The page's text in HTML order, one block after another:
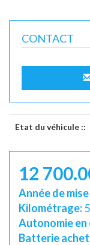
CONTACT
Etat du véhicule ::
12
Année de
Kilométrage:
Autonomie en
Batterie